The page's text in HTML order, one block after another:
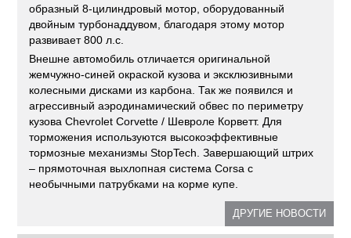
образный 8-цилиндровый мотор, оборудованный
двойным турбонаддувом, благодаря этому мотор
развивает 800 л.с.
Внешне автомобиль отличается оригинальной
жемчужно-синей окраской кузова и эксклюзивными
колесными дисками из карбона. Так же появился и
агрессивный аэродинамический обвес по периметру
кузова Chevrolet Corvette / Шевроле Корветт. Для
торможения используются высокоэффективные
тормозные механизмы StopTech. Завершающий штрих
– прямоточная выхлопная система Corsa с
необычными патрубками на корме купе.
ДРУГИЕ НОВОСТИ